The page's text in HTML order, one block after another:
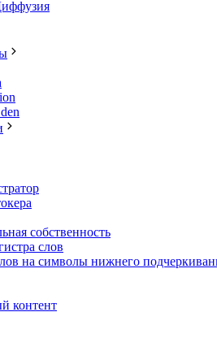
собственность
слов
на символы нижнего
контент